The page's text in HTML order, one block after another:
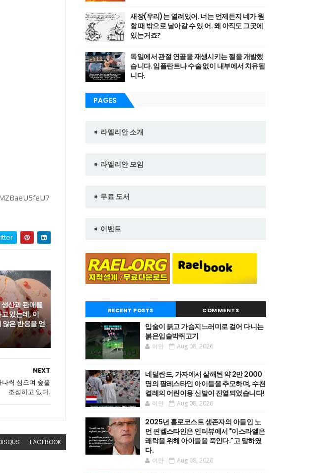
산과 판매를
있는데, 이
않은 반응을 얻
NEXT
씩 심으며 숲을
조성하고 있다.
FACEBOOK
새장(우리)는 열려있어. 너는 언제든지 네가 원
할 때 밖으로 날아갈 수 있 어. 왜 아직도 그곳에
있는거죠?
독일에서 관절 연골을 재생시키는 젤을 개발했
습니다. 임플란트나 수술 없이 내부에서 치유됩
니다.
PAGES
➧ 라엘리안 소개
➧ 라엘리안 모임
➧ 무료 도서
➧ 이벤트
RECENT POSTS COMMENTS
입술이 붉고 가슴지느러미로 걸어 다니는
붉은입술박쥐고기
이안 Aug 08, 2026
네덜란드, 가자에서 살해된 약 2만 2000
명의 팔레스타인 아이들을 추모하며, 수천
켤레의 어린이용 신발이 진열되었습니다!
이안 Aug 08, 2026
2025년 홀로코스트 생존자의 아들인 노
먼 핀켈스타인은 인터뷰에서 "이스라엘은
쾌락을 위해 아이들을 죽인다."고 말하였
다.
이안 Aug 08, 2026